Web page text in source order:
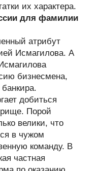
их характера.
для фамилии
атрибут
Исмагилова. А
бизнесмена,
добиться
Порой
велики, что
в чужом
команду. В
частная